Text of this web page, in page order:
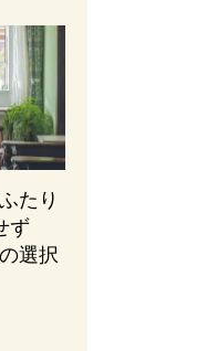
『元敬（ウォ
たり
ず
選択